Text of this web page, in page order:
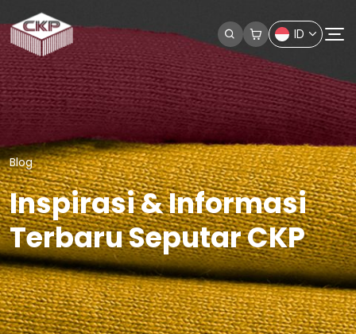
ID
Blog
Inspirasi & Informasi
Terbaru Seputar CKP